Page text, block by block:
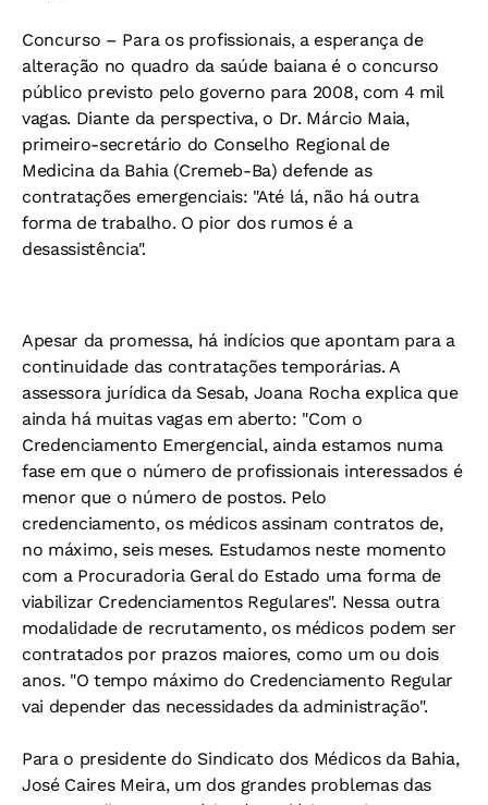
Concurso – Para os profissionais, a esperança de
alteração no quadro da saúde baiana é o concurso
público previsto pelo governo para 2008, com 4 mil
vagas. Diante da perspectiva, o Dr. Márcio Maia,
primeiro-secretário do Conselho Regional de
Medicina da Bahia (Cremeb-Ba) defende as
contratações emergenciais: "Até lá, não há outra
forma de trabalho. O pior dos rumos é a
desassistência".
Apesar da promessa, há indícios que apontam para a
continuidade das contratações temporárias. A
assessora jurídica da Sesab, Joana Rocha explica que
ainda há muitas vagas em aberto: "Com o
Credenciamento Emergencial, ainda estamos numa
fase em que o número de profissionais interessados é
menor que o número de postos. Pelo
credenciamento, os médicos assinam contratos de,
no máximo, seis meses. Estudamos neste momento
com a Procuradoria Geral do Estado uma forma de
viabilizar Credenciamentos Regulares". Nessa outra
modalidade de recrutamento, os médicos podem ser
contratados por prazos maiores, como um ou dois
anos. "O tempo máximo do Credenciamento Regular
vai depender das necessidades da administração".
Para o presidente do Sindicato dos Médicos da Bahia,
José Caires Meira, um dos grandes problemas das